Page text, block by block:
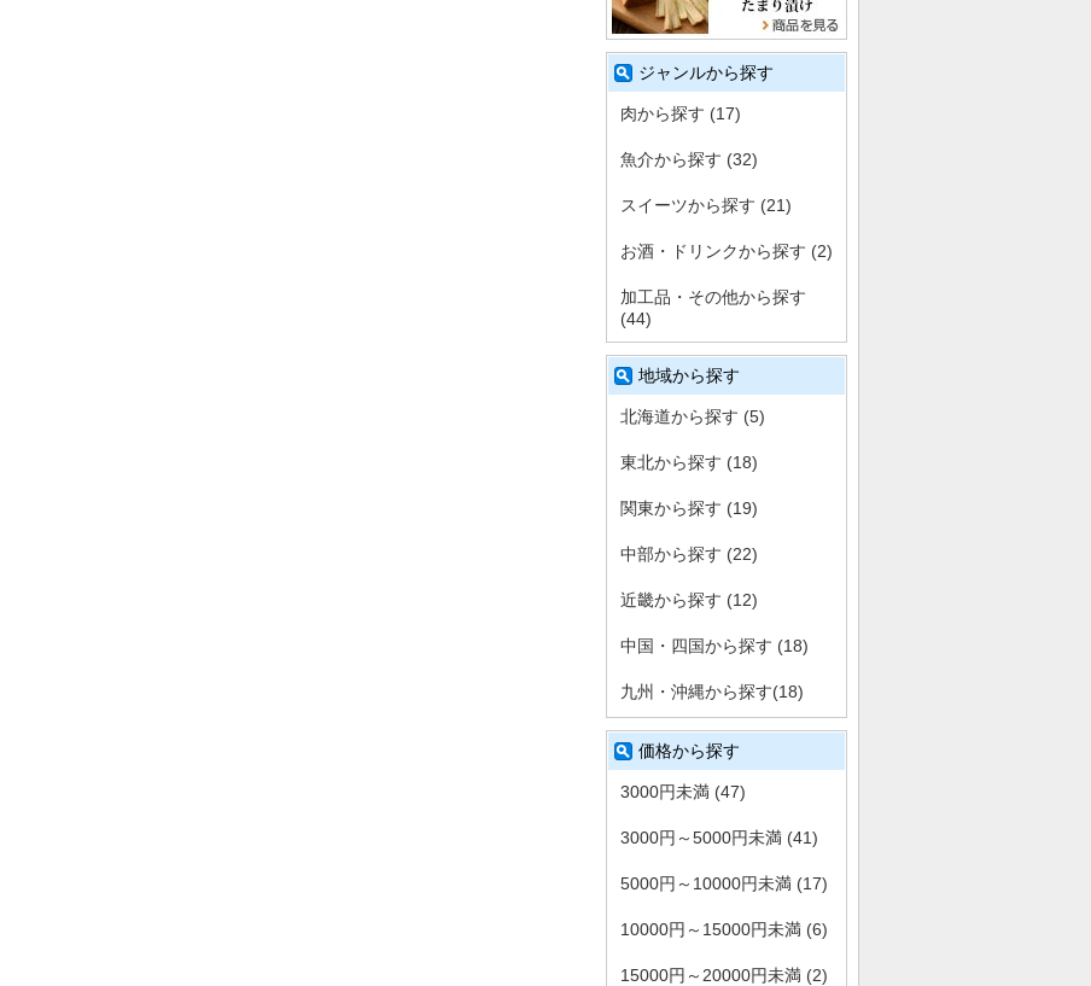
ジャンルから探す
肉から探す (17)
魚介から探す (32)
スイーツから探す (21)
お酒・ドリンクから探す (2)
加工品・その他から探す
(44)
地域から探す
北海道から探す (5)
東北から探す (18)
関東から探す (19)
中部から探す (22)
近畿から探す (12)
中国・四国から探す (18)
九州・沖縄から探す(18)
価格から探す
3000円未満 (47)
3000円～5000円未満 (41)
5000円～10000円未満 (17)
10000円～15000円未満 (6)
15000円～20000円未満 (2)